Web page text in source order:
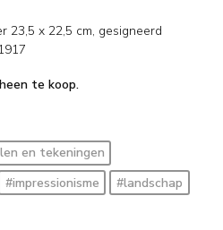
23,5 x 22,5 cm, gesigneerd
te koop.
en tekeningen
#impressionisme
#landschap